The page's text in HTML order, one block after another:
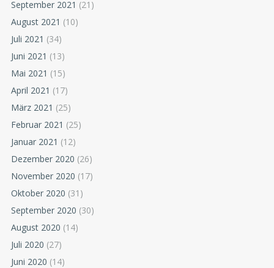
September 2021 (21)
August 2021 (10)
Juli 2021 (34)
Juni 2021 (13)
Mai 2021 (15)
April 2021 (17)
März 2021 (25)
Februar 2021 (25)
Januar 2021 (12)
Dezember 2020 (26)
November 2020 (17)
Oktober 2020 (31)
September 2020 (30)
August 2020 (14)
Juli 2020 (27)
Juni 2020 (14)